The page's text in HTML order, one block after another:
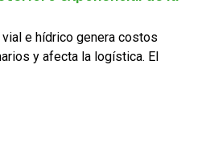
e hídrico genera costos
y afecta la logística. El